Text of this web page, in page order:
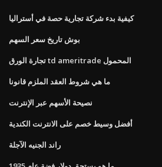
كيفية بدء شركة تجارية حصة في أستراليا
بوش تاريخ سعر السهم
تجارة الورق td ameritrade المحمول
ما هي شروط العقد الملزم قانونا
نصيحة الأسهم عبر الإنترنت
أفضل وسيط خصم على الانترنت الكندية
راند الجنيه الآجلة